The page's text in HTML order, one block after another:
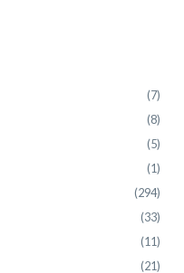
(7)
(8)
(5)
(1)
(294)
(33)
(11)
(21)